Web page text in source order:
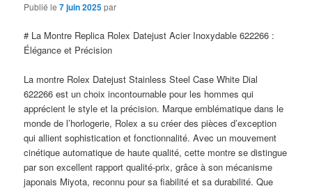
Publié le7 juin 2025par
# La Montre Replica Rolex Datejust Acier Inoxydable 622266 :
Élégance et Précision
La montre Rolex Datejust Stainless Steel Case White Dial
622266 est un choix incontournable pour les hommes qui
apprécient le style et la précision. Marque emblématique dans le
monde de l’horlogerie, Rolex a su créer des pièces d’exception
qui allient sophistication et fonctionnalité. Avec un mouvement
cinétique automatique de haute qualité, cette montre se distingue
par son excellent rapport qualité-prix, grâce à son mécanisme
japonais Miyota, reconnu pour sa fiabilité et sa durabilité. Que